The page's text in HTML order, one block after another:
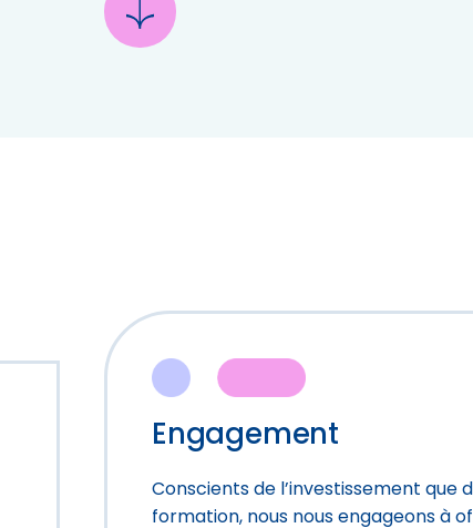
Engagement
Conscients de l’investissement que
formation, nous nous engageons à